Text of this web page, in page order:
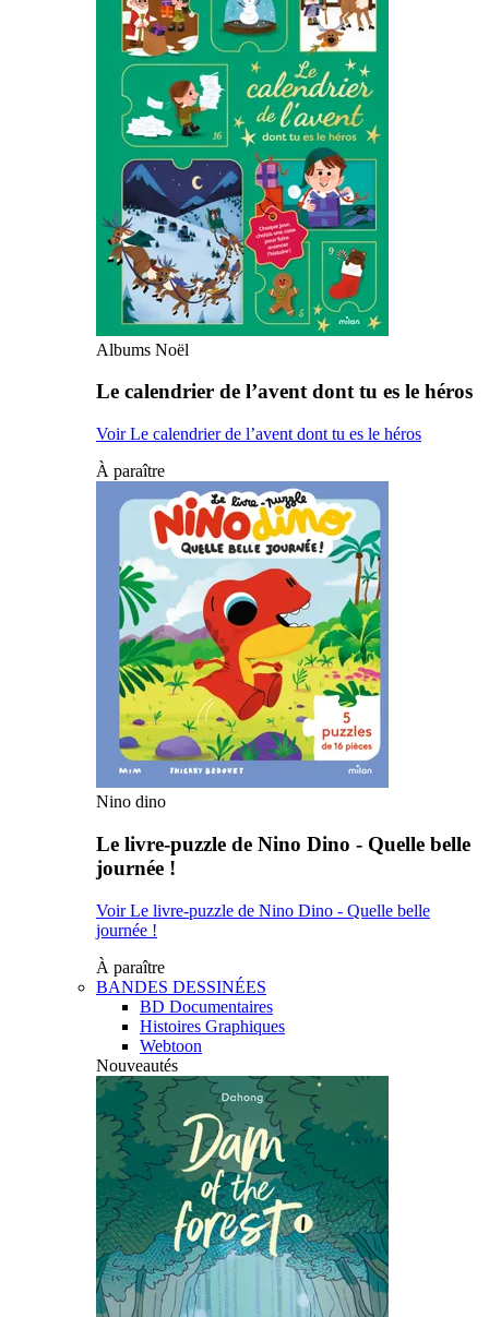
Albums Noël
Le calendrier de l’avent dont tu es le héros
Voir Le calendrier de l’avent dont tu es le héros
À paraître
Nino dino
Le livre-puzzle de Nino Dino - Quelle belle
journée !
Voir Le livre-puzzle de Nino Dino - Quelle belle
journée !
À paraître
BANDES DESSINÉES
BD Documentaires
Histoires Graphiques
Webtoon
Nouveautés